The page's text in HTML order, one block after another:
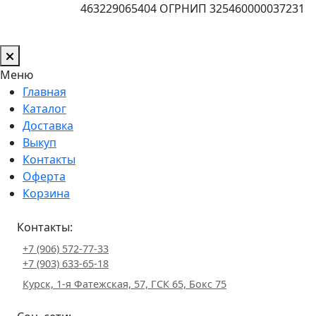
463229065404 ОГРНИП 325460000037231
Меню
Главная
Каталог
Доставка
Выкуп
Контакты
Оферта
Корзина
Контакты:
+7 (906) 572-77-33
+7 (903) 633-65-18
Курск, 1-я Фатежская, 57, ГСК 65, Бокс 75